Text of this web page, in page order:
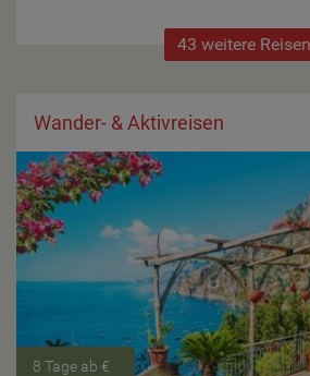
43 weitere Reisen
Wander- & Aktivreisen
8 Tage ab €